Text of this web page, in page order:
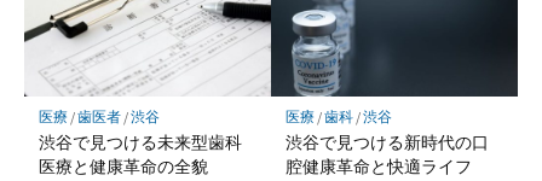
医療/歯医者/渋谷
渋谷で見つける未来型歯科
医療と健康革命の全貌
医療/歯科/渋谷
渋谷で見つける新時代の口
腔健康革命と快適ライフ